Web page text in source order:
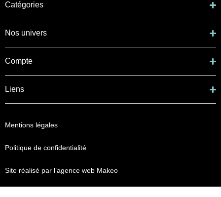
Catégories
Nos univers
Compte
Liens
Mentions légales
Politique de confidentialité
Site réalisé par l’agence web Makeo